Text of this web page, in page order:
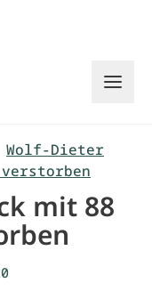
Wolf-Dieter
mit 88